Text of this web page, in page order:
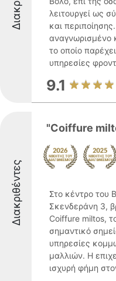
λειτουργεί ως
και
αναγνωρισμένο
το οποίο
υπηρεσίες
9.1
Διακριθέντες
"Coiffure
Στο κέντρο του
Σκενδεράνη 3,
Coiffure miltos,
σημαντικό
υπηρεσίες
μαλλιών. Η
ισχυρή φήμη